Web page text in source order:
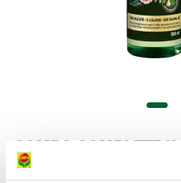
COMPO COMPLETE
negovalni sprej